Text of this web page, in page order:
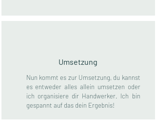
Umsetzung
Nun kommt es zur Umsetzung, du kannst
es entweder alles allein umsetzen oder
ich organisiere dir Handwerker. Ich bin
gespannt auf das dein Ergebnis!